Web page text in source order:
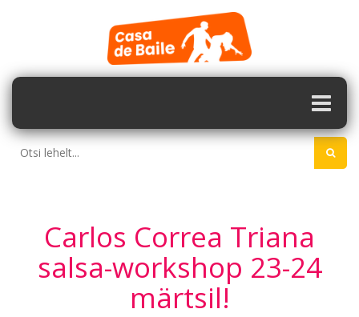
Carlos Correa Triana
salsa-workshop 23-24
märtsil!